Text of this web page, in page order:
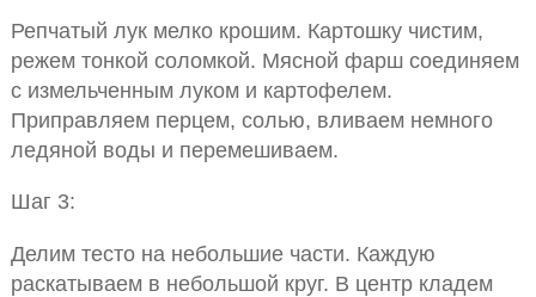
Репчатый лук мелко крошим. Картошку чистим,
режем тонкой соломкой. Мясной фарш соединяем
с измельченным луком и картофелем.
Приправляем перцем, солью, вливаем немного
ледяной воды и перемешиваем.
Шаг 3:
Делим тесто на небольшие части. Каждую
раскатываем в небольшой круг. В центр кладем